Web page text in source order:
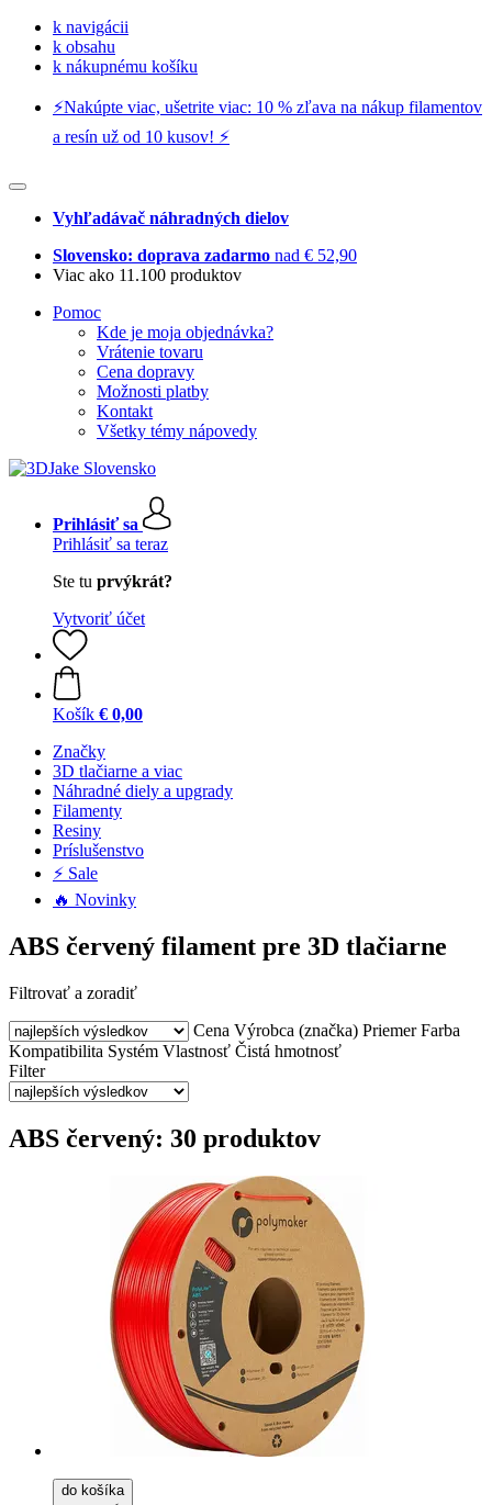
k navigácii
k obsahu
k nákupnému košíku
⚡️Nakúpte viac, ušetrite viac: 10 % zľava na nákup filamentov
a resín už od 10 kusov! ⚡️
Vyhľadávač náhradných dielov
Slovensko: doprava zadarmo nad € 52,90
Viac ako 11.100 produktov
Pomoc
Kde je moja objednávka?
Vrátenie tovaru
Cena dopravy
Možnosti platby
Kontakt
Všetky témy nápovedy
Prihlásiť sa
Prihlásiť sa teraz
Ste tu prvýkrát?
Vytvoriť účet
Košík € 0,00
Značky
3D tlačiarne a viac
Náhradné diely a upgrady
Filamenty
Resiny
Príslušenstvo
⚡ Sale
🔥 Novinky
ABS červený filament pre 3D tlačiarne
Filtrovať a zoradiť
Cena Výrobca (značka) Priemer Farba
Kompatibilita Systém Vlastnosť Čistá hmotnosť
Filter
ABS červený: 30 produktov
do košíka